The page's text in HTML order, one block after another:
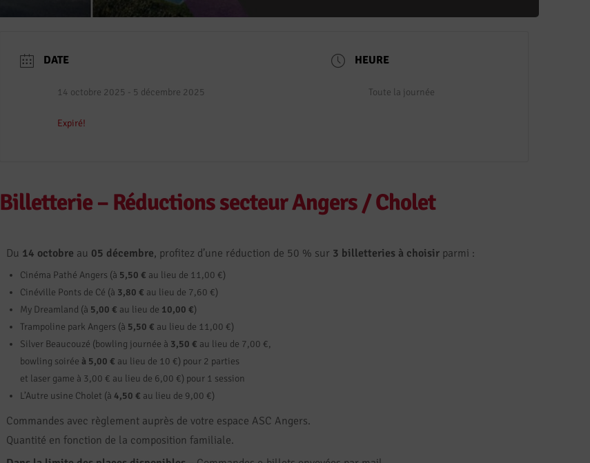
DATE
14 octobre 2025 - 5 décembre 2025
Expiré!
HEURE
Toute la journée
Billetterie – Réductions secteur Angers / Cholet
Du 14 octobre au 05 décembre, profitez d’une réduction de 50 % sur 3 billetteries à choisir parmi :
Cinéma Pathé Angers (à 5,50 € au lieu de 11,00 €)
Cinéville Ponts de Cé (à 3,80 € au lieu de 7,60 €)
My Dreamland (à 5,00 € au lieu de 10,00 €)
Trampoline park Angers (à 5,50 € au lieu de 11,00 €)
Silver Beaucouzé (bowling journée à 3,50 € au lieu de 7,00 €,
bowling soirée à 5,00 € au lieu de 10 €) pour 2 parties
et laser game à 3,00 € au lieu de 6,00 €) pour 1 session
L’Autre usine Cholet (à 4,50 € au lieu de 9,00 €)
Commandes avec règlement auprès de votre espace ASC Angers.
Quantité en fonction de la composition familiale.